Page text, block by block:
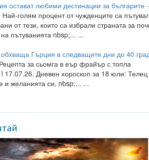
остават любими дестинации за българите -
Най-голям процент от чужденците са
от тези, които са избрали страната за
пътуванията nbsp;... ...
Гърция в следващите дни до 40
Рецепта за сьомга в еър фрайър с топла
17.07.26. Дневен хороскоп за 18 юли:
и желанията си, nbsp;... ...